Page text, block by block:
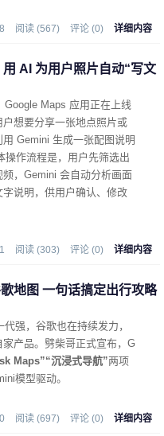
阅读 (567) 评论 (0) 详细内容
AI 为用户照片自动“写文
Google Maps 应用正在上线
想要分享一张地点照片或
Gemini 生成一张配图说明
操作流程是，用户先筛选出
，Gemini 会自动分析画面
字说明，供用户确认、修改
阅读 (303) 评论 (0) 详细内容
地图 一句话搞定出行攻略
强，谷歌也在持续发力，
产品。劈柴哥正式宣布，G
Maps”“沉浸式导航”两项
模型驱动。
阅读 (697) 评论 (0) 详细内容